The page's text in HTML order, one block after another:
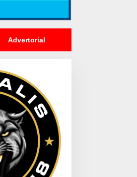
Advertorial